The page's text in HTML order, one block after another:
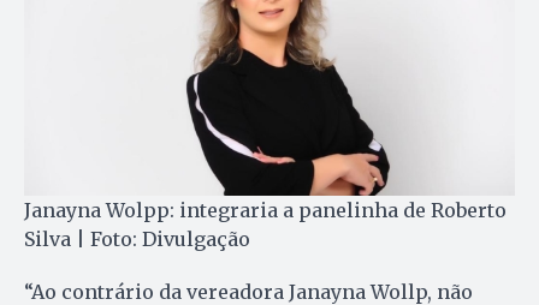
Janayna Wolpp: integraria a panelinha de Roberto
Silva | Foto: Divulgação
“Ao contrário da vereadora Janayna Wollp, não